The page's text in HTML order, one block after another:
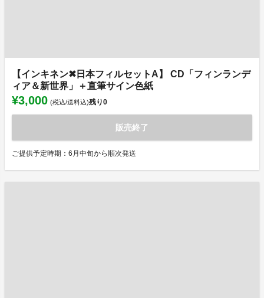
【インキネン✖日本フィルセットA】 CD「フィンランデ
ィア＆新世界」＋直筆サイン色紙
¥3,000 (税込/送料込)残り0
販売終了
ご提供予定時期：6月中旬から順次発送